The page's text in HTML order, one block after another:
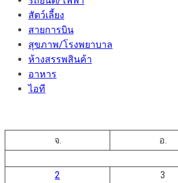
สัตว์เลี้ยง
สายการบิน
สุขภาพ/โรงพยาบาล
ห้างสรรพสินค้า
อาหาร
ไอที
จ. อ.
2
3